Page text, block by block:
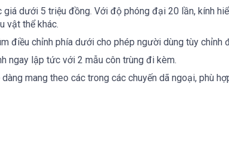
dưới 5 triệu đồng. Với độ phóng đại 20 lần, kính
vật thể khác.
điều chỉnh phía dưới cho phép người dùng tùy chỉnh
ngay lập tức với 2 mẫu côn trùng đi kèm.
mang theo các trong các chuyến dã ngoại, phù